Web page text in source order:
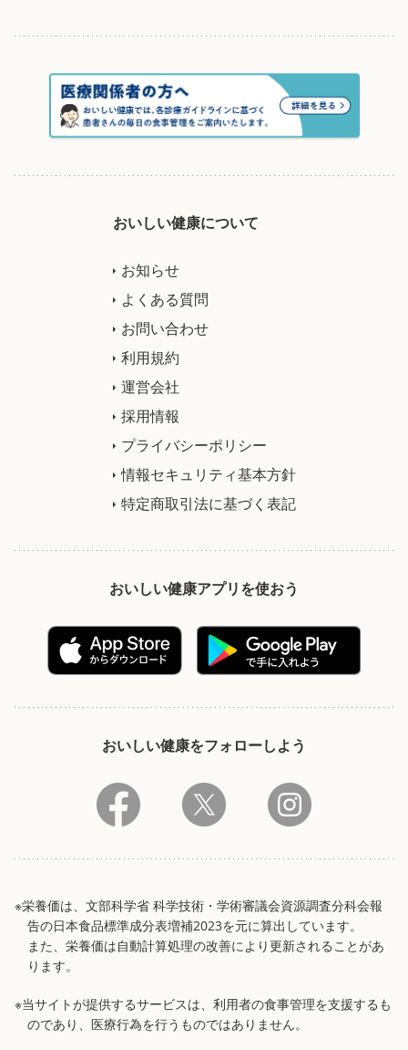
おいしい健康について
お知らせ
よくある質問
お問い合わせ
利用規約
運営会社
採用情報
プライバシーポリシー
情報セキュリティ基本方針
特定商取引法に基づく表記
おいしい健康アプリを使おう
おいしい健康をフォローしよう
※栄養価は、文部科学省 科学技術・学術審議会資源調査分科会報
告の日本食品標準成分表増補2023を元に算出しています。
また、栄養価は自動計算処理の改善により更新されることがあ
ります。
※当サイトが提供するサービスは、利用者の食事管理を支援するも
のであり、医療行為を行うものではありません。